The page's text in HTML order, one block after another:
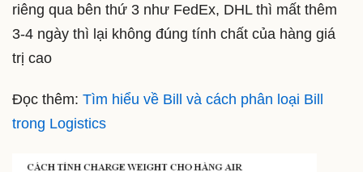
riêng qua bên thứ 3 như FedEx, DHL thì mất thêm
3-4 ngày thì lại không đúng tính chất của hàng giá
trị cao
Đọc thêm: Tìm hiểu về Bill và cách phân loại Bill
trong Logistics